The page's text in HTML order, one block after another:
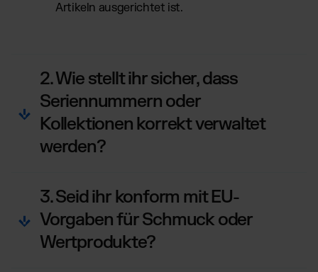
Artikeln ausgerichtet ist.
2. Wie stellt ihr sicher, dass
Seriennummern oder
Kollektionen korrekt verwaltet
werden?
3. Seid ihr konform mit EU-
Vorgaben für Schmuck oder
Wertprodukte?